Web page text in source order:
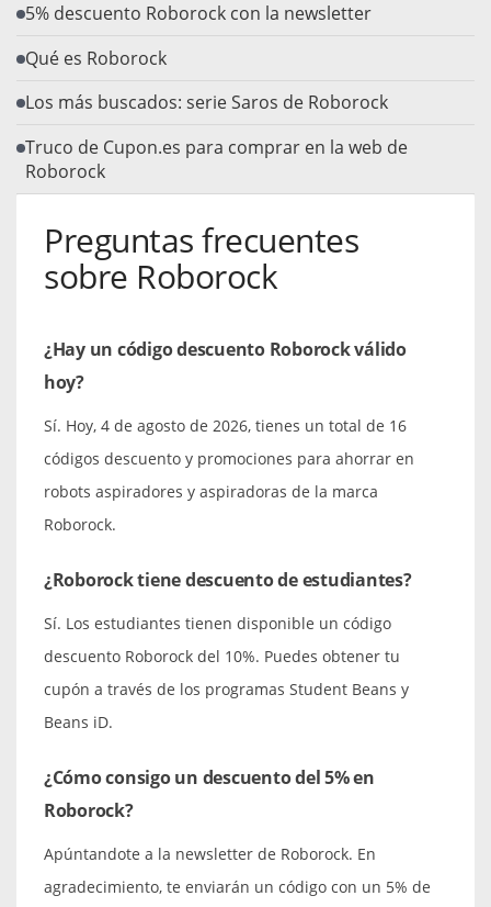
5% descuento Roborock con la newsletter
Qué es Roborock
Los más buscados: serie Saros de Roborock
Truco de Cupon.es para comprar en la web de
Roborock
Preguntas frecuentes
sobre Roborock
¿Hay un código descuento Roborock válido
hoy?
Sí. Hoy, 4 de agosto de 2026, tienes un total de 16
códigos descuento y promociones para ahorrar en
robots aspiradores y aspiradoras de la marca
Roborock.
¿Roborock tiene descuento de estudiantes?
Sí. Los estudiantes tienen disponible un código
descuento Roborock del 10%. Puedes obtener tu
cupón a través de los programas Student Beans y
Beans iD.
¿Cómo consigo un descuento del 5% en
Roborock?
Apúntandote a la newsletter de Roborock. En
agradecimiento, te enviarán un código con un 5% de